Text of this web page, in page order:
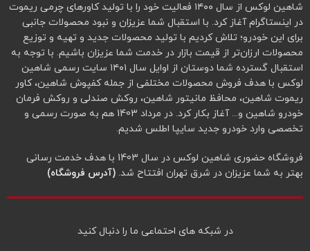
شاهین لوکس از سال ۱۴۰۰ فعالیت خود را با تولید کاورهای چرمی ریموت
در اینستاگرام آغاز کرد. با استقبال شما عزیزان و نبود محصولات جانبی
برای این خودرو؛ تلاش کردیم با تولید محصولات جدید و تهیه و توزیع
محصولات ارزان‌تر از قیمت بازار در خدمت شما عزیزان باشیم. با توجه به
استقبال گسترده شما دوستان از اوایل سال ۱۴۰۱ سایت رسمی شاهین
لوکس با هدف فروش محصولات مختلفی از جمله کفپوش شاهین، کاور
ریموت شاهین، محافظ مانیتور شاهین، روکش صندلی و روکش فرمان
خودرو شاهین و... آغاز بکار کرد. در مرداد 1403 هم به صورت رسمی و
تخصصی وارد خودرو جدید سایپا اطلس شدیم.
فروشگاه حضوری شاهین لوکس در سال 1403 با هدف خدمت رسانی
بهتر به شما عزیزان در شرق تهران افتتاح شد. (آدرس فروشگاه)
در شبکه‌ های احتماعی ما را دنبال کنید